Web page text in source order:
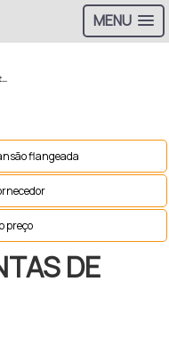
MENU
Fornecedor juntas de expansão
flangeada
preço
DE